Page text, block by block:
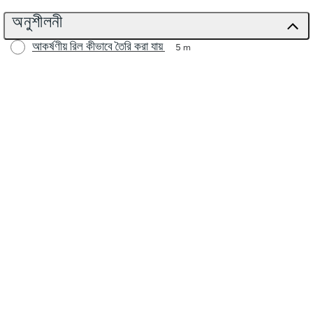
অনুশীলনী
আকর্ষণীয় রিল কীভাবে তৈরি করা যায় 5 m